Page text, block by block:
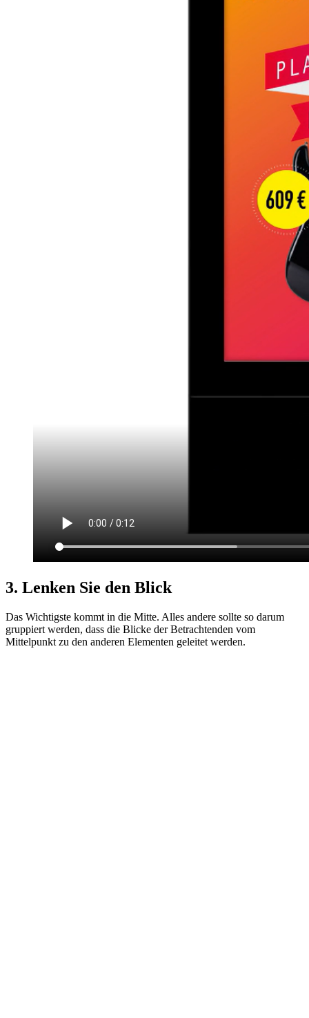
3. Lenken Sie den Blick
Das Wichtigste kommt in die Mitte. Alles andere sollte so darum
gruppiert werden, dass die Blicke der Betrachtenden vom
Mittelpunkt zu den anderen Elementen geleitet werden.